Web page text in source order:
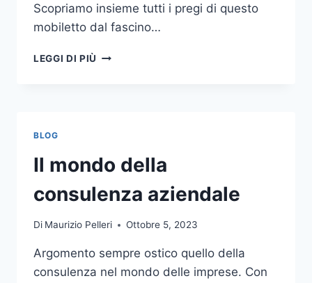
Scopriamo insieme tutti i pregi di questo
mobiletto dal fascino…
LEGGI DI PIÙ ETAGERE
PER
L’ARREDO
GIARDINO
BLOG
Il mondo della
consulenza aziendale
Di Maurizio Pelleri Ottobre 5, 2023
Argomento sempre ostico quello della
consulenza nel mondo delle imprese. Con